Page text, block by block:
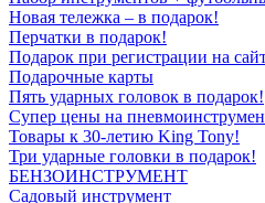
Новая тележка – в подарок!
Перчатки в подарок!
Подарок при регистрации на
Подарочные карты
Пять ударных головок в подарок!
Супер цены на
Товары к 30-летию King Tony!
Три ударные головки в подарок!
БЕНЗОИНСТРУМЕНТ
Садовый инструмент